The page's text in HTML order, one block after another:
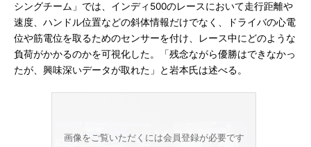
シングチーム」では、インディ500のレースにおいて走行距離や
速度、ハンドル位置などの斜体情報だけでなく、ドライバの心電
位や筋電位を取るためのセンサーを付け、レース中にどのような
負荷がかかるのかを可視化した。「残念ながら優勝はできなかっ
たが、興味深いデータが取れた」と岩本氏は述べる。
画像をご覧いただくには会員登録が必要です